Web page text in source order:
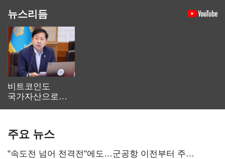
뉴스리듬
비트코인도
국가자산으로…'
주요 뉴스
"속도전 넘어 전격전"에도…군공항 이전부터 주